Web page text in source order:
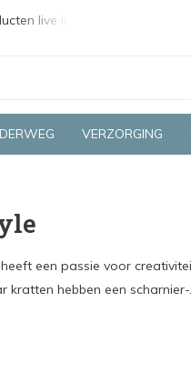
live in onze winkel in
VERZORGING
een passie voor
kratten hebben een scharnier-